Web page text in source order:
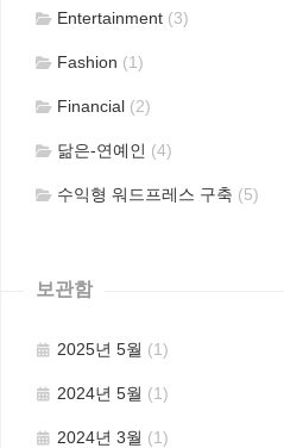
Entertainment (3)
Fashion (1)
Financial (2)
닮은-연예인 (4)
수익형 워드프레스 구축 (5)
보관함
2025년 5월 (1)
2024년 5월 (1)
2024년 3월 (1)